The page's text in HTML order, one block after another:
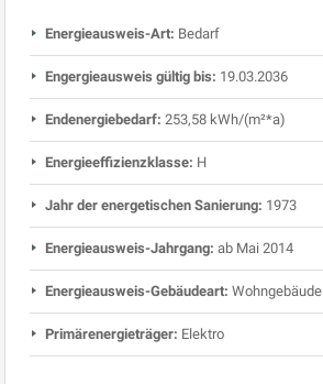
Energieausweis-Art: Bedarf
Engergieausweis gültig bis: 19.03.2036
Endenergiebedarf: 253,58 kWh/(m²*a)
Energieeffizienzklasse: H
Jahr der energetischen Sanierung: 1973
Energieausweis-Jahrgang: ab Mai 2014
Energieausweis-Gebäudeart: Wohngebäude
Primärenergieträger: Elektro